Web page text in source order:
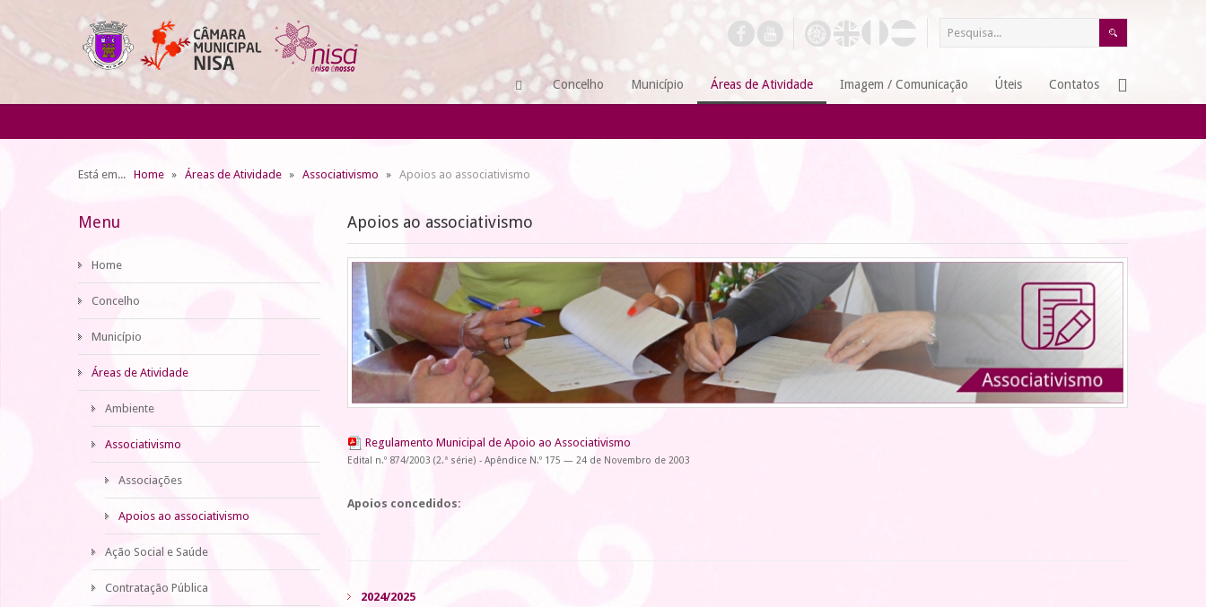
Concelho Município Áreas de Atividade Imagem / Comunicação Úteis Contatos
Está em... Home Áreas de Atividade Associativismo Apoios ao associativismo
Apoios ao associativismo
Regulamento Municipal de Apoio ao Associativismo
Edital n.º 874/2003 (2.ª série) - Apêndice N.º 175 — 24 de Novembro de 2003
Apoios concedidos:
2024/2025
Menu
Home
Concelho
Município
Áreas de Atividade
Ambiente
Associativismo
Associações
Apoios ao associativismo
Ação Social e Saúde
Contratação Pública